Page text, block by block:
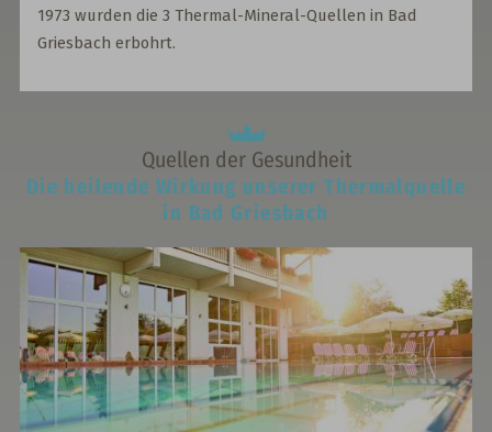
1973 wurden die 3 Thermal-Mineral-Quellen in Bad
Griesbach erbohrt.
Quellen der Gesundheit
Die heilende Wirkung unserer Thermalquelle
in Bad Griesbach